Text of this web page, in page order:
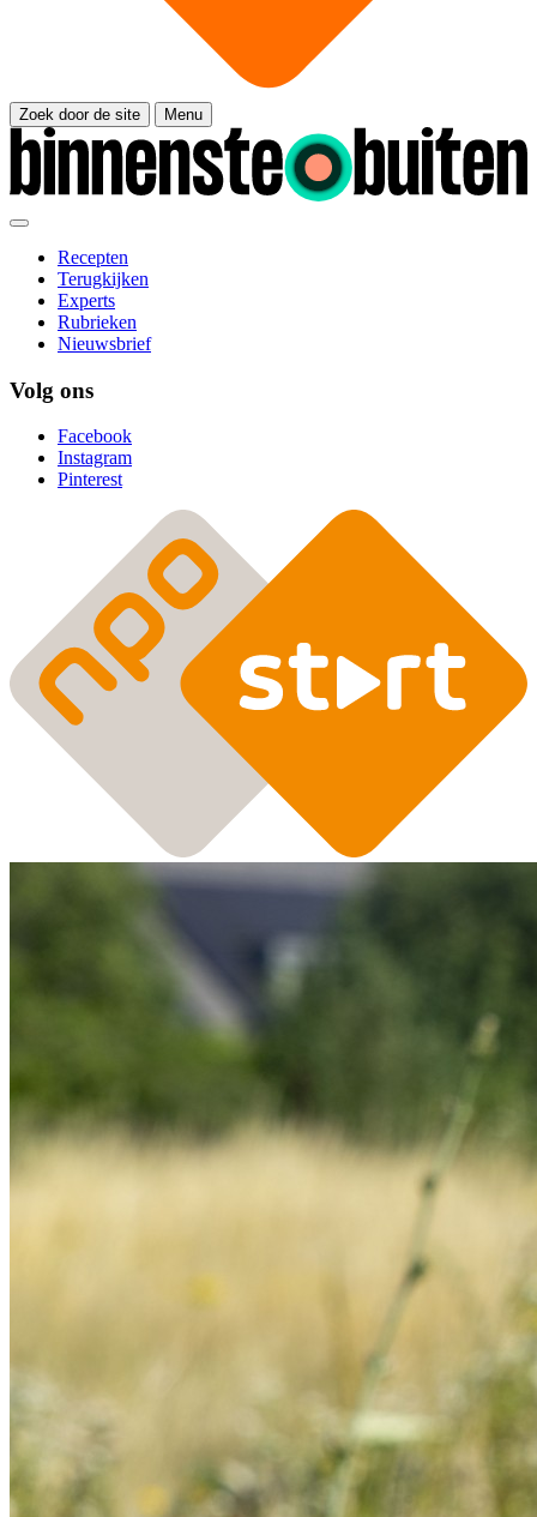
Zoek door de site Menu
Recepten
Terugkijken
Experts
Rubrieken
Nieuwsbrief
Volg ons
Facebook
Instagram
Pinterest